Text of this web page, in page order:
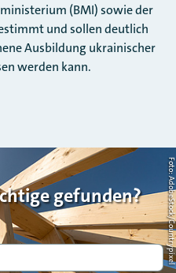
(BMI) sowie der
und sollen deutlich
Ausbildung ukrainischer
werden kann.
gefunden? Foto: AdobeStock/Countrypixel